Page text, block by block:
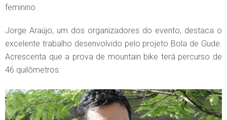
feminino.
Jorge Araújo, um dos organizadores do evento, destaca o
excelente trabalho desenvolvido pelo projeto Bola de Gude.
Acrescenta que a prova de mountain bike terá percurso de
46 quilômetros: